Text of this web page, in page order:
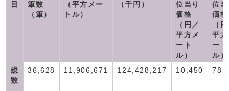
目
筆数
（筆）
（平方メー
トル）
（千円）
位当り
価格
（円／
平方メ
ート
ル）
位
価格
（
平
ート
ル）
総
数
36,628 11,906,671 124,428,217 10,450